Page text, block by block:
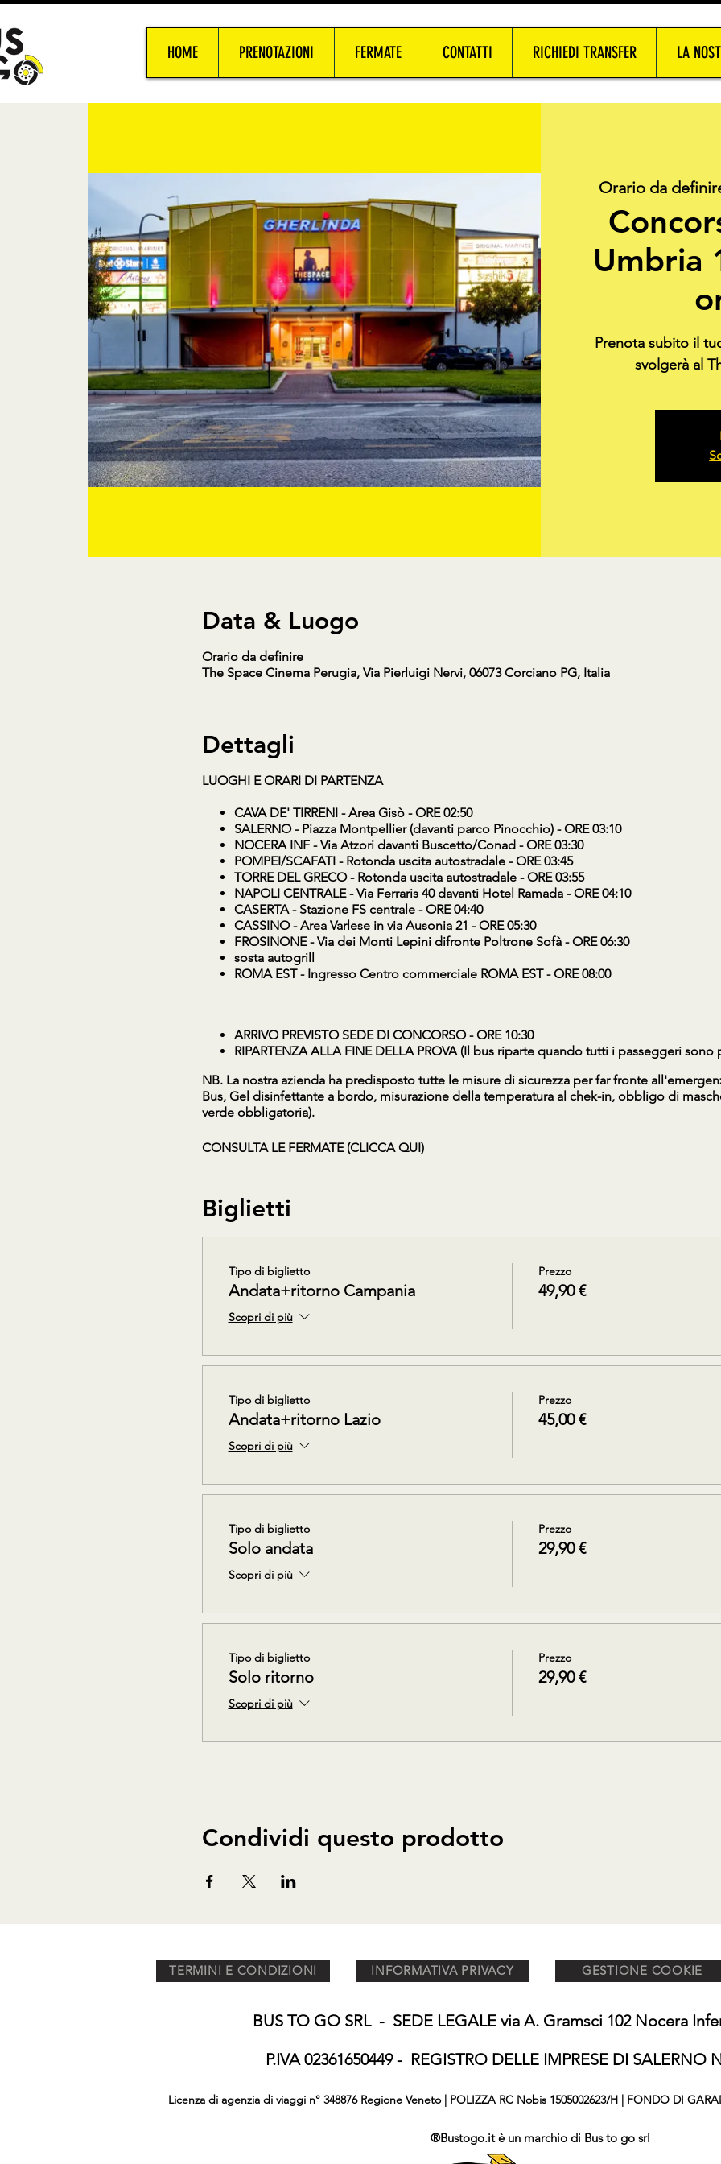
HOME PRENOTAZIONI FERMATE CONTATTI RICHIEDI TRANSFER LA
Orario da
Umbria
Prenota subito il
svolgerà al
Data & Luogo
Orario da definire
The Space Cinema Perugia, Via Pierluigi Nervi, 06073 Corciano PG, Italia
Dettagli
LUOGHI E ORARI DI PARTENZA
CAVA DE' TIRRENI- Area Gisò - ORE 02:50
SALERNO- Piazza Montpellier (davanti parco Pinocchio) - ORE 03:10
NOCERA INF- Via Atzori davanti Buscetto/Conad - ORE 03:30
POMPEI/SCAFATI- Rotonda uscita autostradale - ORE 03:45
TORRE DEL GRECO- Rotonda uscita autostradale - ORE 03:55
NAPOLI CENTRALE- Via Ferraris 40 davanti Hotel Ramada - ORE 04:10
CASERTA- Stazione FS centrale - ORE 04:40
CASSINO- Area Varlese in via Ausonia 21 - ORE 05:30
FROSINONE- Via dei Monti Lepini difronte Poltrone Sofà - ORE 06:30
sosta autogrill
ROMA EST- Ingresso Centro commerciale ROMA EST - ORE 08:00
ARRIVO PREVISTO SEDE DI CONCORSO - ORE 10:30
RIPARTENZA ALLA FINE DELLA PROVA (Il bus riparte quando tutti i passeggeri sono
NB. La nostra azienda ha predisposto tutte le misure di sicurezza per far fronte
Bus, Gel disinfettante a bordo, misurazione della temperatura al chek-in, obbligo di
verde obbligatoria).
CONSULTA LE FERMATE (CLICCA QUI)
Biglietti
Tipo di biglietto
Andata+ritorno Campania
Scopri di più
Prezzo
49,90 €
Tipo di biglietto
Andata+ritorno Lazio
Scopri di più
Prezzo
45,00 €
Tipo di biglietto
Solo andata
Scopri di più
Prezzo
29,90 €
Tipo di biglietto
Solo ritorno
Scopri di più
Prezzo
29,90 €
Condividi questo prodotto
TERMINI E CONDIZIONI INFORMATIVA PRIVACY GESTIONE COOKIE
BUS TO GO SRL - SEDE LEGALE via A. Gramsci 102 Nocera
P.IVA 02361650449 - REGISTRO DELLE IMPRESE DI SALERNO
Licenza di agenzia di viaggi n° 348876 Regione Veneto | POLIZZA RC Nobis 1505002623/H | FONDO DI
®Bustogo.it è un marchio di Bus to go srl